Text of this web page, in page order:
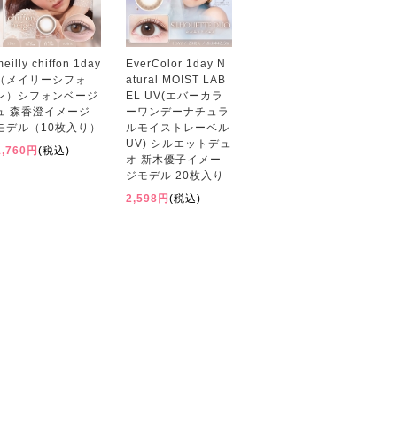
chiffon 1day
メイリーシフォ
）シフォンベージ
森香澄イメージ
デル（10枚入り）
円 (税込)
EverColor 1day N
atural MOIST LAB
EL UV(エバーカラ
ーワンデーナチュラ
ルモイストレーベル
UV) シルエットデュ
オ 新木優子イメー
ジモデル 20枚入り
2,598円 (税込)